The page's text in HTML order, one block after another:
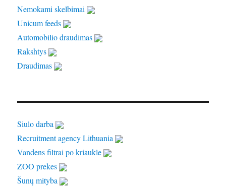
Nemokami skelbimai
Unicum feeds
Automobilio draudimas
Rakshtys
Draudimas
Siulo darba
Recruitment agency Lithuania
Vandens filtrai po kriaukle
ZOO prekes
Šunų mityba